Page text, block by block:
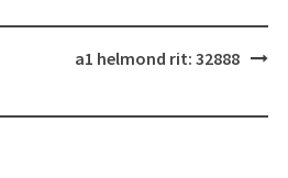
a1 helmond rit: 32888